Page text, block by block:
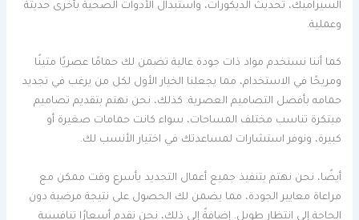
السيراميك، تحديث الديكورات، واستبدال الأدوات الصحية بأخرى حديثة
وعملية.
كما أننا نستخدم مواد ذات جودة عالية تضمن لك حمامًا عصريًا متينًا
ومريحًا في الاستخدام، مما يجعلنا الخيار الأول لكل من يرغب في تجديد
حمامه بأفضل التصاميم العصرية. كذلك، نحن نهتم بتقديم تصاميم
مبتكرة تناسب مختلف المساحات، سواء كانت حمامات صغيرة أو
كبيرة، ونوفر استشارات لمساعدتك في اختيار الأنسب لك.
أيضًا، نحن نهتم بتنفيذ جميع أعمال التجديد بأسرع وقت ممكن مع
مراعاة معايير الجودة، مما يضمن لك الحصول على نتيجة مرضية دون
الحاجة إلى انتظار طويل. إضافةً إلى ذلك، نحن نقدم أسعارًا تنافسية